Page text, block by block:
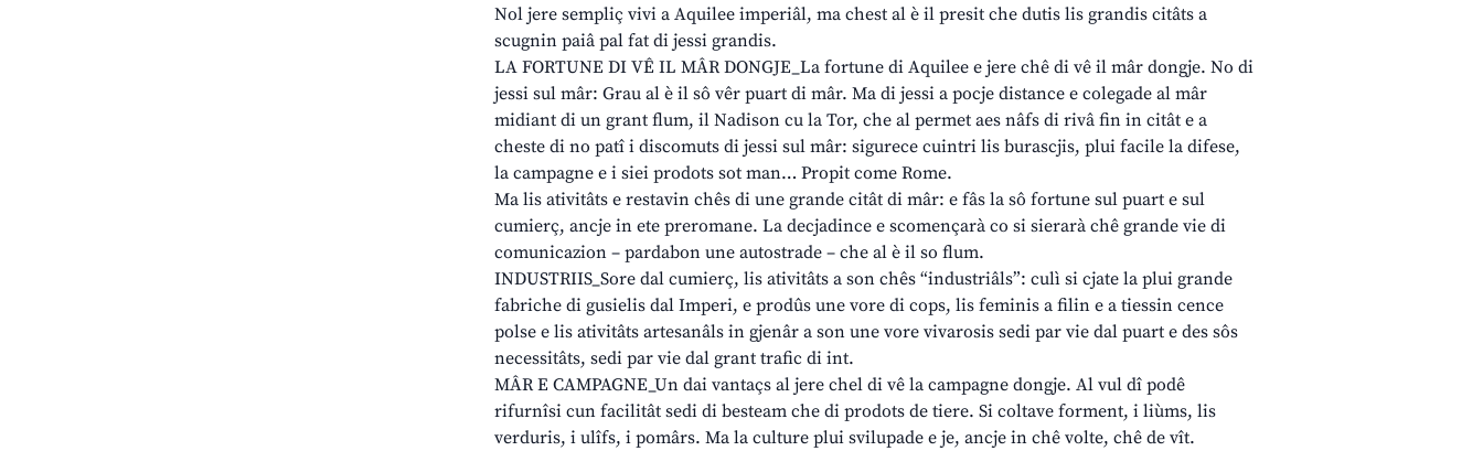
Nol jere sempliç vivi a Aquilee imperiâl, ma chest al è il presit che dutis lis grandis citâts a
scugnin paiâ pal fat di jessi grandis.
LA FORTUNE DI VÊ IL MÂR DONGJE_La fortune di Aquilee e jere chê di vê il mâr dongje. No di
jessi sul mâr: Grau al è il sô vêr puart di mâr. Ma di jessi a pocje distance e colegade al mâr
midiant di un grant flum, il Nadison cu la Tor, che al permet aes nâfs di rivâ fin in citât e a
cheste di no patî i discomuts di jessi sul mâr: sigurece cuintri lis burascjis, plui facile la difese,
la campagne e i siei prodots sot man… Propit come Rome.
Ma lis ativitâts e restavin chês di une grande citât di mâr: e fâs la sô fortune sul puart e sul
cumierç, ancje in ete preromane. La decjadince e scomençarà co si sierarà chê grande vie di
comunicazion – pardabon une autostrade – che al è il so flum.
INDUSTRIIS_Sore dal cumierç, lis ativitâts a son chês “industriâls”: culì si cjate la plui grande
fabriche di gusielis dal Imperi, e prodûs une vore di cops, lis feminis a filin e a tiessin cence
polse e lis ativitâts artesanâls in gjenâr a son une vore vivarosis sedi par vie dal puart e des sôs
necessitâts, sedi par vie dal grant trafic di int.
MÂR E CAMPAGNE_Un dai vantaçs al jere chel di vê la campagne dongje. Al vul dî podê
rifurnîsi cun facilitât sedi di besteam che di prodots de tiere. Si coltave forment, i liùms, lis
verduris, i ulîfs, i pomârs. Ma la culture plui svilupade e je, ancje in chê volte, chê de vît.